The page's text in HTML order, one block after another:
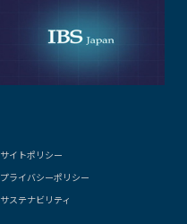
サイトポリシー
プライバシーポリシー
サステナビリティ